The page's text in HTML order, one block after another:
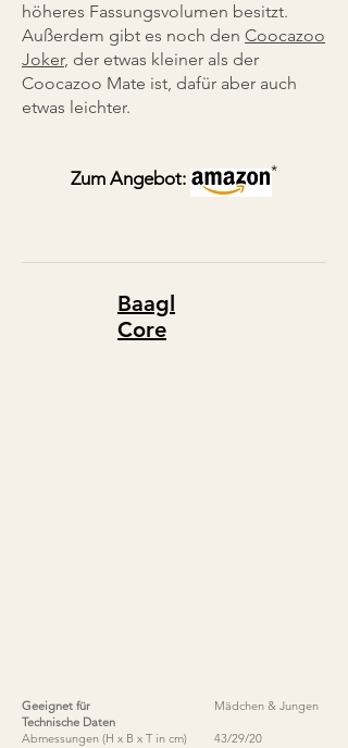
höheres Fassungsvolumen besitzt.
Außerdem gibt es noch den Coocazoo
Joker, der etwas kleiner als der
Coocazoo Mate ist, dafür aber auch
etwas leichter.
Zum Angebot: *
Baagl
Core
Geeignet für
Technische Daten
Abmessungen (H x B x T in cm)
Mädchen & Jungen
43/29/20